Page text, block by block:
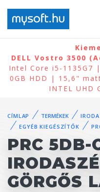
DELL Vostro 3500
Intel Core i5-1135G7
0GB HDD | 15,6"
INTEL UHD
CÍMLAP TERMÉKEK
EGYÉB KIEGÉSZÍTŐK
PRC 5DB-
GÖRGŐS